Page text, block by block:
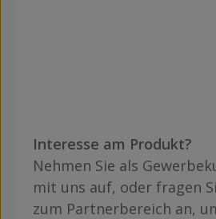
Interesse am Produkt?
Nehmen Sie als
mit uns auf, oder fragen
zum Partnerbereich an,